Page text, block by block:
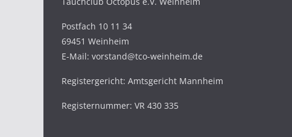
Postfach 10 11 34
69451 Weinheim
E-Mail: vorstand@tco-weinheim.de
Registergericht: Amtsgericht Mannheim
Registernummer: VR 430 335